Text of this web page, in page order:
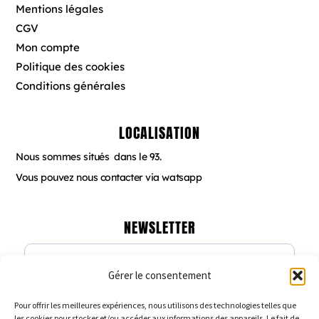
Gérer le consentement
Pour offrir les meilleures expériences, nous utilisons des technologies telles que
Mentions légales
CGV
Mon compte
Politique des cookies
Conditions générales
LOCALISATION
Nous sommes situés dans le 93.
Vous pouvez nous contacter via watsapp
NEWSLETTER
Veuillez renseigner votre adresse email
pour vous inscrire